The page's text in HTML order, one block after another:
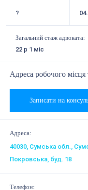
?
Загальний стаж адвоката:
22 р 1 міс
Адреса робочого місця
Записати на
Адреса:
40030, Сумська обл.,
Покровська, буд. 18
Телефон: